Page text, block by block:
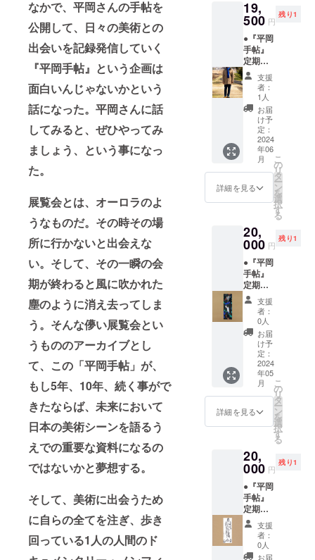
なかで、平岡さんの手帖を
公開して、日々の美術との
出会いを記録発信していく
『平岡手帖』という企画は
面白いんじゃないかという
話になった。平岡さんに話
してみると、ぜひやってみ
ましょう、という事になっ
た。
展覧会とは、オーロラのよ
うなものだ。その時その場
所に行かないと出会えな
い。 そして、その一瞬の会
期が終わると風に吹かれた
塵のように消え去ってしま
う。そんな儚い展覧会とい
うもののアーカイブとし
て、この「平岡手帖」が、
もし5年、10年、続く事がで
きたならば、未来において
日本の美術シーンを語るう
えでの重要な資料になるの
ではないかと夢想する。
そして、美術に出会うため
に自らの全てを注ぎ、歩き
回っている1人の人間のド
思って
くださ
る方
へ。
ーーー
ーー
19,
500 円
残り1
●『平岡
手帖』
定期購
読_12ヶ
月 ＋ ●
平岡さ
んを連
れて行
くギャ
ラリー
散歩
ーーー
ーー あ
なたが
平岡さ
んと一
たい展
覧会に
日程調
整をし
て平岡
さんを
つれて
いく。 -
※備考欄
にご都
合の良
い希望
日時を
３つご
記載く
ださ
い。 ※
近郊に
限りま
す。
ーーー
ーー
支援
者：
1人
お届
け予
定：
2024
年06
月
詳細を見る
こ
の
リ
タ
ー
ン
を
選
択
す
る
20,
000 円
残り1
●『平岡
手帖』
定期購
読_12ヶ
月 ＋ ●
作家作
品しお
りサイ
ズ ＋ ●
この作
品の額
装「額
縁工房
片隅」
特別割
引チ
ーーー
ーー 阿
目虎南
ーー 応
援コメ
ント：
思い返
す、
2020年
の寒い
支援
者：
0人
お届
け予
定：
2024
年05
月
詳細を見る
こ
の
リ
タ
ー
ン
を
選
択
す
る
20,
000 円
残り1
●『平岡
手帖』
定期購
読_12ヶ
月 ＋ ●
作家作
品しお
支援
者：
0人
お届